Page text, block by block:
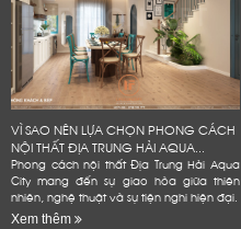
VÌ SAO NÊN LỰA CHỌN PHONG CÁCH
NỘI THẤT ĐỊA TRUNG HẢI AQUA...
Phong cách nội thất Địa Trung Hải Aqua
City mang đến sự giao hòa giữa thiên
nhiên, nghệ thuật và sự tiện nghi hiện đại.
Xem thêm